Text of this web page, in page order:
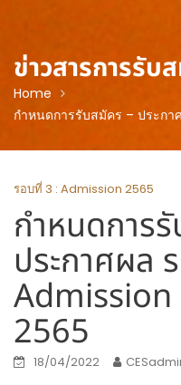
ข่าวสารการรับ
Home
กำหนดการรับสมัคร – ประกา
รอบที่ 3 : Admission 2565
กำหนดการ
ประกาศผล
Admission
2565
18/04/2022